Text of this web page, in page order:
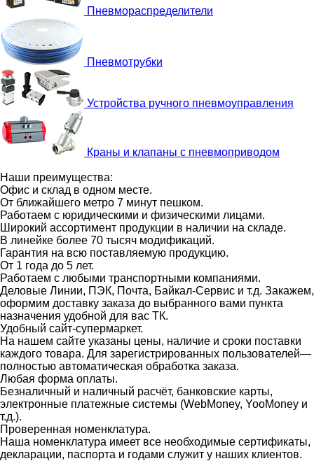
Пневмораспределители
Пневмотрубки
Устройства ручного пневмоуправления
Краны и клапаны с пневмоприводом
Наши преимущества:
Офис и склад в одном месте.
От ближайшего метро 7 минут пешком.
Работаем с юридическими и физическими лицами.
Широкий ассортимент продукции в наличии на складе.
В линейке более 70 тысяч модификаций.
Гарантия на всю поставляемую продукцию.
От 1 года до 5 лет.
Работаем с любыми транспортными компаниями.
Деловые Линии, ПЭК, Почта, Байкал-Сервис и т.д. Закажем,
оформим доставку заказа до выбранного вами пункта
назначения удобной для вас ТК.
Удобный сайт-супермаркет.
На нашем сайте указаны цены, наличие и сроки поставки
каждого товара. Для зарегистрированных пользователей—
полностью автоматическая обработка заказа.
Любая форма оплаты.
Безналичный и наличный расчёт, банковские карты,
электронные платежные системы (WebMoney, YooMoney и
т.д.).
Проверенная номенклатура.
Наша номенклатура имеет все необходимые сертификаты,
декларации, паспорта и годами служит у наших клиентов.